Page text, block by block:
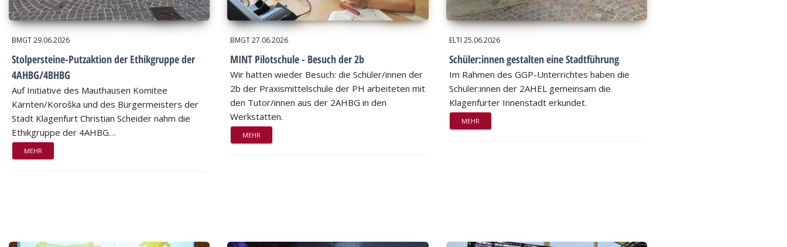
BMGT29.06.2026
Stolpersteine-Putzaktion der Ethikgruppe der
4AHBG/4BHBG
Auf Initiative des Mauthausen Komitee
Kärnten/Koroška und des Bürgermeisters der
Stadt Klagenfurt Christian Scheider nahm die
Ethikgruppe der 4AHBG…
MEHR
BMGT27.06.2026
MINT Pilotschule - Besuch der 2b
Wir hatten wieder Besuch: die Schüler/innen der
2b der Praxismittelschule der PH arbeiteten mit
den Tutor/innen aus der 2AHBG in den
Werkstätten.
MEHR
ELTI 25.06.2026
Schüler:innen gestalten eine Stadtführung
Im Rahmen des GGP-Unterrichtes haben die
Schüler:innen der 2AHEL gemeinsam die
Klagenfurter Innenstadt erkundet.
MEHR